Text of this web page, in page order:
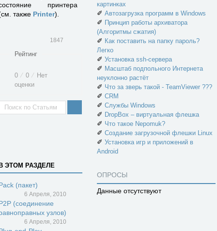
принтера
также Printer).
1847
Рейтинг
0 ⁄ 0 ⁄ Нет
оценки
ЭТОМ РАЗДЕЛЕ
(пакет)
6 Апреля, 2010
(соединение
узлов)
6 Апреля, 2010
картинках
✐ Автозагрузка программ в Windows
✐ Принцип работы архиватора
(Алгоритмы сжатия)
✐ Как поставить на папку пароль?
Легко
✐ Установка ssh-сервера
✐ Масштаб подпольного Интернета
неуклонно растёт
✐ Что за зверь такой - TeamViewer ???
✐ CRM
✐ Службы Windows
✐ DropBox – виртуальная флешка
✐ Что такое Nepomuk?
✐ Создание загрузочной флешки Linux
✐ Установка игр и приложений в
Android
ОПРОСЫ
Данные отсутствуют